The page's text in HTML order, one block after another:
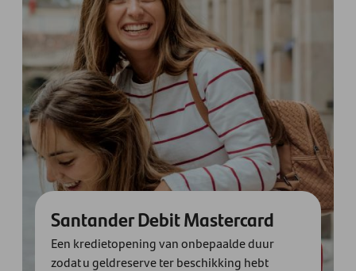
Santander Debit Mastercard
Een kredietopening van onbepaalde duur
zodat u geldreserve ter beschikking hebt